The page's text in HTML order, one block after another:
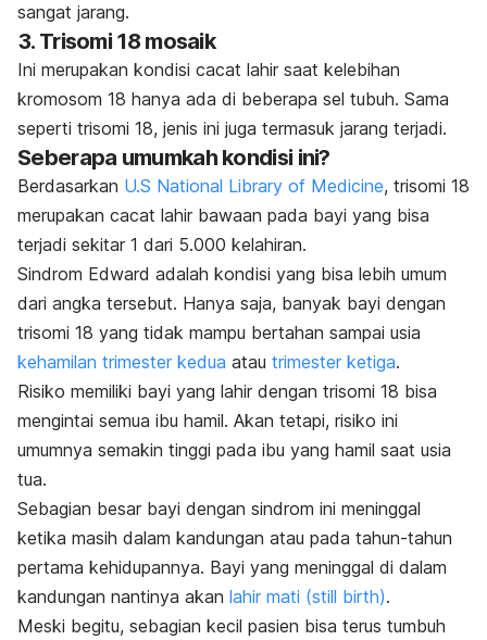
sangat jarang.
3. Trisomi 18 mosaik
Ini merupakan kondisi cacat lahir saat kelebihan
kromosom 18 hanya ada di beberapa sel tubuh. Sama
seperti trisomi 18, jenis ini juga termasuk jarang terjadi.
Seberapa umumkah kondisi ini?
Berdasarkan U.S National Library of Medicine, trisomi 18
merupakan cacat lahir bawaan pada bayi yang bisa
terjadi sekitar 1 dari 5.000 kelahiran.
Sindrom Edward adalah kondisi yang bisa lebih umum
dari angka tersebut. Hanya saja, banyak bayi dengan
trisomi 18 yang tidak mampu bertahan sampai usia
kehamilan trimester kedua atau trimester ketiga.
Risiko memiliki bayi yang lahir dengan trisomi 18 bisa
mengintai semua ibu hamil. Akan tetapi, risiko ini
umumnya semakin tinggi pada ibu yang hamil saat usia
tua.
Sebagian besar bayi dengan sindrom ini meninggal
ketika masih dalam kandungan atau pada tahun-tahun
pertama kehidupannya. Bayi yang meninggal di dalam
kandungan nantinya akan lahir mati (still birth).
Meski begitu, sebagian kecil pasien bisa terus tumbuh